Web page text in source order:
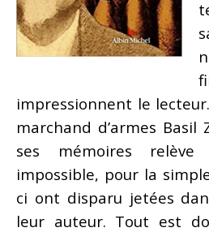
impressionnent le
marchand d’armes Basil
ses mémoires
impossible, pour la
ci ont disparu jetées
leur auteur. Tout est